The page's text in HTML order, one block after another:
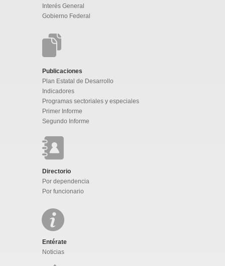
Interés General
Gobierno Federal
Publicaciones
Plan Estatal de Desarrollo
Indicadores
Programas sectoriales y especiales
Primer Informe
Segundo Informe
Directorio
Por dependencia
Por funcionario
Entérate
Noticias